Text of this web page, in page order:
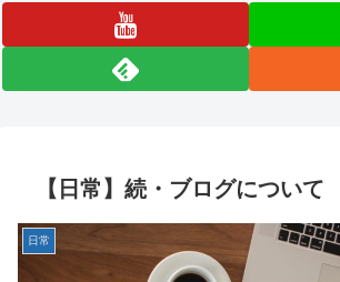
【日常】続・ブログについて
日常